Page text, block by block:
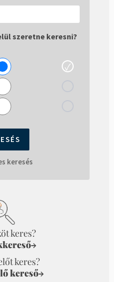
el
gépelni...
szeretne keresni?
keresés
keres?
→
keres?
kereső→